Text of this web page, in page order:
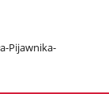
Pijawnika-